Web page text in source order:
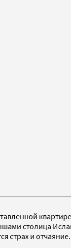
столица
страх и отчаяние.